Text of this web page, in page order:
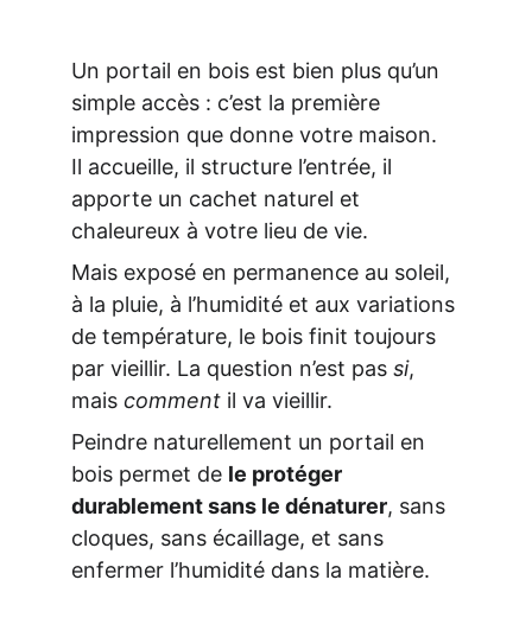
Un portail en bois est bien plus qu’un
simple accès : c’est la première
impression que donne votre maison.
Il accueille, il structure l’entrée, il
apporte un cachet naturel et
chaleureux à votre lieu de vie.
Mais exposé en permanence au soleil,
à la pluie, à l’humidité et aux variations
de température, le bois finit toujours
par vieillir. La question n’est pas si,
mais comment il va vieillir.
Peindre naturellement un portail en
bois permet de le protéger
durablement sans le dénaturer, sans
cloques, sans écaillage, et sans
enfermer l’humidité dans la matière.